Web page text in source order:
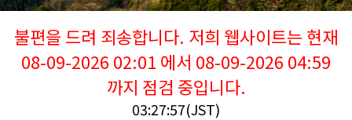
불편을 드려 죄송합니다. 저희 웹사이트는 현재
08-09-2026 02:01 에서 08-09-2026 04:59
까지 점검 중입니다.
03:27:57(JST)